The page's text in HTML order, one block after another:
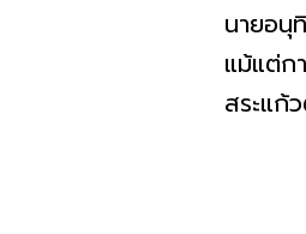
นายอนุ
แม้แต่ก
สระแก้